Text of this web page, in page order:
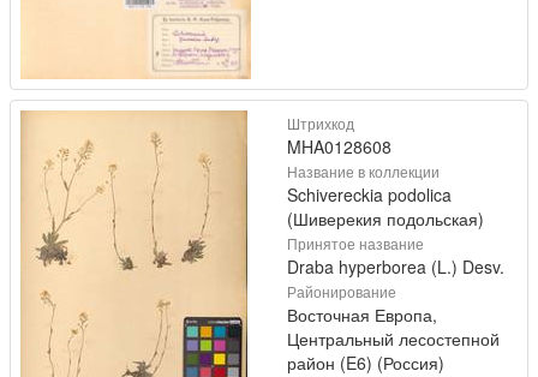
Штрихкод
MHA0128608
Название в коллекции
Schivereckia podolica
(Шиверекия подольская)
Принятое название
Draba hyperborea (L.) Desv.
Районирование
Восточная Европа,
Центральный лесостепной
район (E6) (Россия)